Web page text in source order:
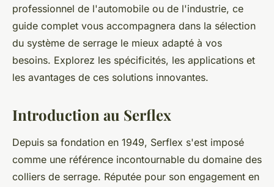
professionnel de l'automobile ou de l'industrie, ce
guide complet vous accompagnera dans la sélection
du système de serrage le mieux adapté à vos
besoins. Explorez les spécificités, les applications et
les avantages de ces solutions innovantes.
Introduction au Serflex
Depuis sa fondation en 1949, Serflex s'est imposé
comme une référence incontournable du domaine des
colliers de serrage. Réputée pour son engagement en